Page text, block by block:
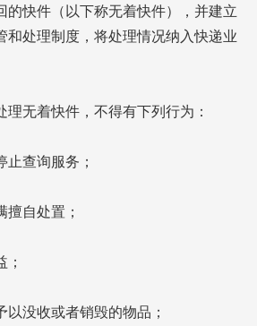
的快件（以下称无着快件），并建立
和处理制度，将处理情况纳入快递业
无着快件，不得有下列行为：
止查询服务；
擅自处置；
；
以没收或者销毁的物品；